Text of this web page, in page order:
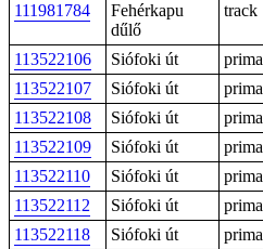
111981784
Fehérkapu
dűlő
track
113522106 Siófoki út
113522107
Siófoki út
113522108
Siófoki út
113522109
Siófoki út
113522110
Siófoki út
113522112
Siófoki út
113522118
Siófoki út